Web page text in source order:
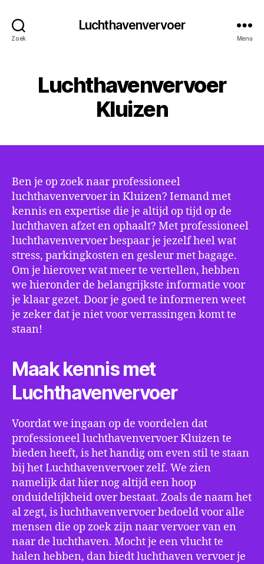
Zoek
Luchthavenvervoer
Menu
Luchthavenvervoer
Kluizen
Ben je op zoek naar professioneel
luchthavenvervoer in Kluizen? Iemand met
kennis en expertise die je altijd op tijd op de
luchthaven afzet en ophaalt? Met professioneel
luchthavenvervoer bespaar je jezelf heel wat
stress, parkingkosten en gesleur met bagage.
Om je hierover wat meer te vertellen, hebben
we hieronder de belangrijkste informatie voor
je klaar gezet. Door je goed te informeren weet
je zeker dat je niet voor verrassingen komt te
staan!
Maak kennis met
Luchthavenvervoer
Voordat we ingaan op de voordelen dat
professioneel luchthavenvervoer Kluizen te
bieden heeft, is het handig om even stil te staan
bij het Luchthavenvervoer zelf. We zien
namelijk dat hier nog altijd een hoop
onduidelijkheid over bestaat. Zoals de naam het
al zegt, is luchthavenvervoer bedoeld voor alle
mensen die op zoek zijn naar vervoer van en
naar de luchthaven. Mocht je een vlucht te
halen hebben, dan biedt luchthaven vervoer je